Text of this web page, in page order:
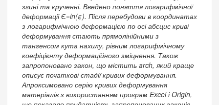
згині та крученні. Введено поняття логарифмічної
деформаціїЄ=ln(ε). Після перебудови в координатах
з логарифмічною деформацією по осі абсцис криві
деформування стають прямолінійними з
тангенсом кута нахилу, рівним логарифмічному
коефіцієнту деформаційного зміцнення. Також
запропоновано закон, що містить arch, який краще
описує початкові стадії кривих деформування.
Апроксимовано серію кривих деформування
матеріалів з використанням програм Excel і Origin,